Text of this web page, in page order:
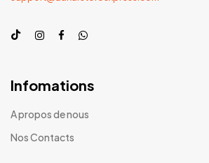
Infomations
A propos de nous
Nos Contacts